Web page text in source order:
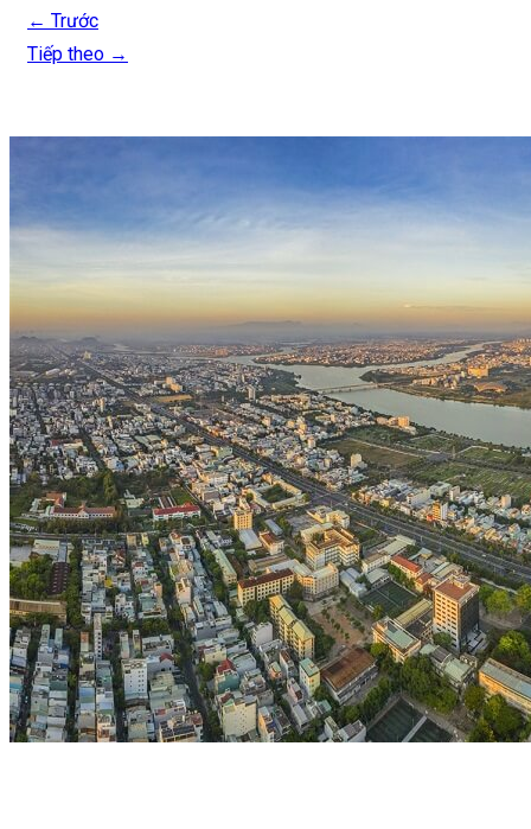
← Trước
Tiếp theo →